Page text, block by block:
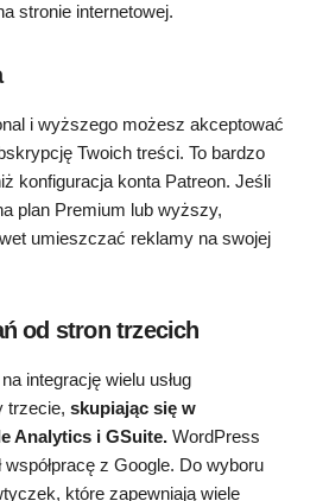
stronie internetowej.
i wyższego możesz akceptować
Twoich treści. To bardzo
konfiguracja konta Patreon. Jeśli
plan Premium lub wyższy,
umieszczać reklamy na swojej
od stron trzecich
integrację wielu usług
trzecie, skupiając się w
Analytics i GSuite. WordPress
współpracę z Google. Do wyboru
które zapewniają wiele